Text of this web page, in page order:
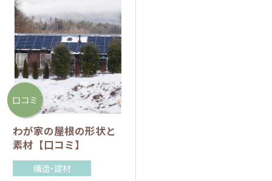
口コミ
わが家の屋根の形状と
素材【口コミ】
構造・建材